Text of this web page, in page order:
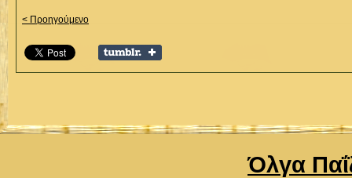
< Προηγούμενο
Όλγα